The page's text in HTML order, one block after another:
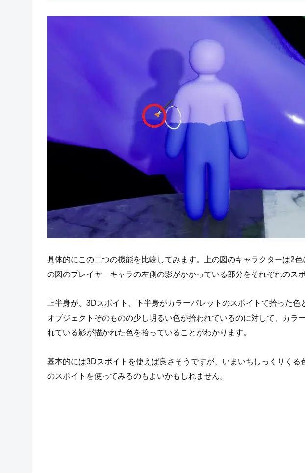
具体的にこの二つの機能を比較してみます。上の図のキャラクターは2
の図のプレイヤーキャラの左側の影がかかっている部分をそれぞれのス
上半身が、3Dスポイト、下半身がカラーパレットのスポイトで拾った色
オブジェクトそのものの少し明るい色が拾われているのに対して、カラ
れている影が描かれた色を拾っていることがわかります。
基本的には3Dスポイトを使えば良さそうですが、いまいちしっくりくる
のスポイトを使ってみるのもよいかもしれません。